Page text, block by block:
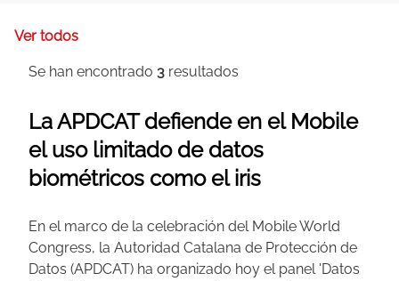
Ver todos
Se han encontrado 3 resultados
La APDCAT defiende en el Mobile
el uso limitado de datos
biométricos como el iris
En el marco de la celebración del Mobile World
Congress, la Autoridad Catalana de Protección de
Datos (APDCAT) ha organizado hoy el panel 'Datos